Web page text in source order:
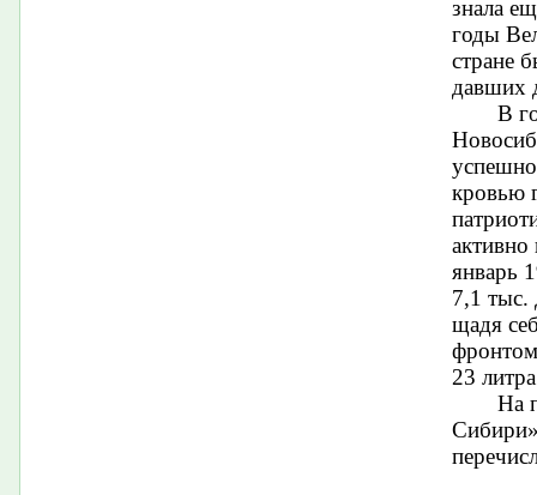
знала
годы
стране
давших
В
кровью
январь
7,1 тыс.
щадя
23
На